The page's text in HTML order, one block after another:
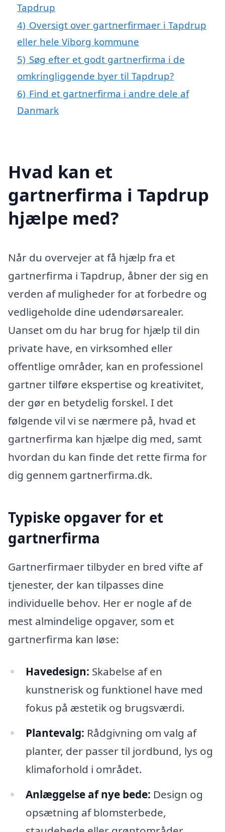
Tapdrup
4) Oversigt over gartnerfirmaer i Tapdrup
eller hele Viborg kommune
5) Søg efter et godt gartnerfirma i de
omkringliggende byer til Tapdrup?
6) Find et gartnerfirma i andre dele af
Danmark
Hvad kan et
gartnerfirma i Tapdrup
hjælpe med?
Når du overvejer at få hjælp fra et
gartnerfirma i Tapdrup, åbner der sig en
verden af muligheder for at forbedre og
vedligeholde dine udendørsarealer.
Uanset om du har brug for hjælp til din
private have, en virksomhed eller
offentlige områder, kan en professionel
gartner tilføre ekspertise og kreativitet,
der gør en betydelig forskel. I det
følgende vil vi se nærmere på, hvad et
gartnerfirma kan hjælpe dig med, samt
hvordan du kan finde det rette firma for
dig gennem gartnerfirma.dk.
Typiske opgaver for et
gartnerfirma
Gartnerfirmaer tilbyder en bred vifte af
tjenester, der kan tilpasses dine
individuelle behov. Her er nogle af de
mest almindelige opgaver, som et
gartnerfirma kan løse:
Havedesign: Skabelse af en
kunstnerisk og funktionel have med
fokus på æstetik og brugsværdi.
Plantevalg: Rådgivning om valg af
planter, der passer til jordbund, lys og
klimaforhold i området.
Anlæggelse af nye bede: Design og
opsætning af blomsterbede,